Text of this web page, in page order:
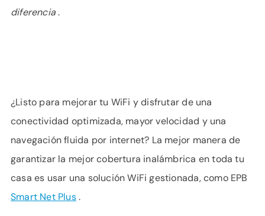
diferencia.
¿Listo para mejorar tu WiFi y disfrutar de una
conectividad optimizada, mayor velocidad y una
navegación fluida por internet? La mejor manera de
garantizar la mejor cobertura inalámbrica en toda tu
casa es usar una solución WiFi gestionada, como EPB
Smart Net Plus.